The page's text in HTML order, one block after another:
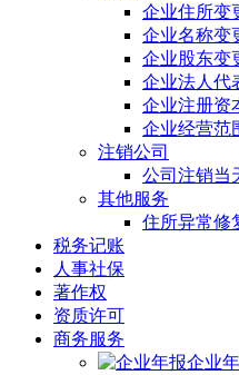
企业住所变
企业名称变
企业股东变
企业法人代
企业注册资
企业经营范
注销公司
公司注销当
其他服务
住所异常修
税务记账
人事社保
著作权
资质许可
商务服务
企业